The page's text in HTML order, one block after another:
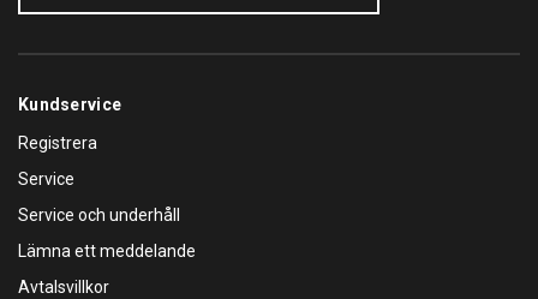
Kundservice
Registrera
Service
Service och underhåll
Lämna ett meddelande
Avtalsvillkor